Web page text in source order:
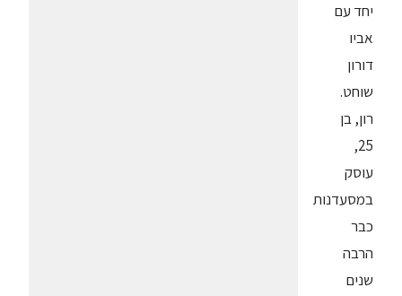
יחד עם
אביו
דורון
שוחט.
רון, בן
25,
עוסק
במסעדנות
כבר
הרבה
שנים